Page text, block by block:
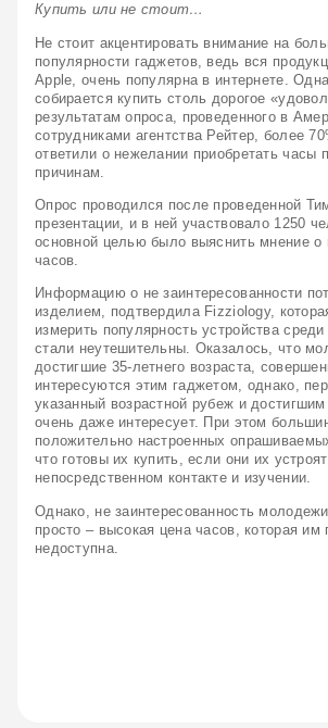
Купить или не стоит…
Не стоит акцентировать внимание на
популярности гаджетов, ведь вся
Apple, очень популярна в интернете.
собирается купить столь дорогое
результатам опроса, проведенного в
сотрудниками агентства Рейтер, более
ответили о нежелании приобретать часы
причинам.
Опрос проводился после проведенной
презентации, и в ней участвовало 1250
основной целью было выяснить мнение о
часов.
Информацию о не заинтересованности
изделием, подтвердила Fizziology,
измерить популярность устройства
стали неутешительны. Оказалось, что
достигшие 35-летнего возраста,
интересуются этим гаджетом, однако,
указанный возрастной рубеж и
очень даже интересует. При этом
положительно настроенных
что готовы их купить, если они их
непосредственном контакте и изучении.
Однако, не заинтересованность
просто – высокая цена часов, которая им
недоступна.